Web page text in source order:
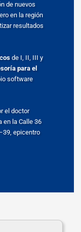
de nuevos
en la región
resultados
de I, II, III y
para el
software
el doctor
en la Calle 36
epicentro